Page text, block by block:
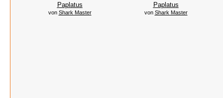
Paplatus
von Shark Master
Paplatus
von Shark Master